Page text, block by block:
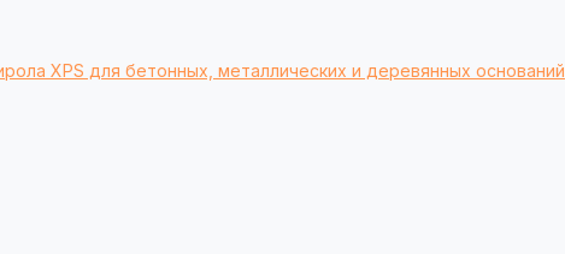
XPS для бетонных, металлических и деревянных оснований